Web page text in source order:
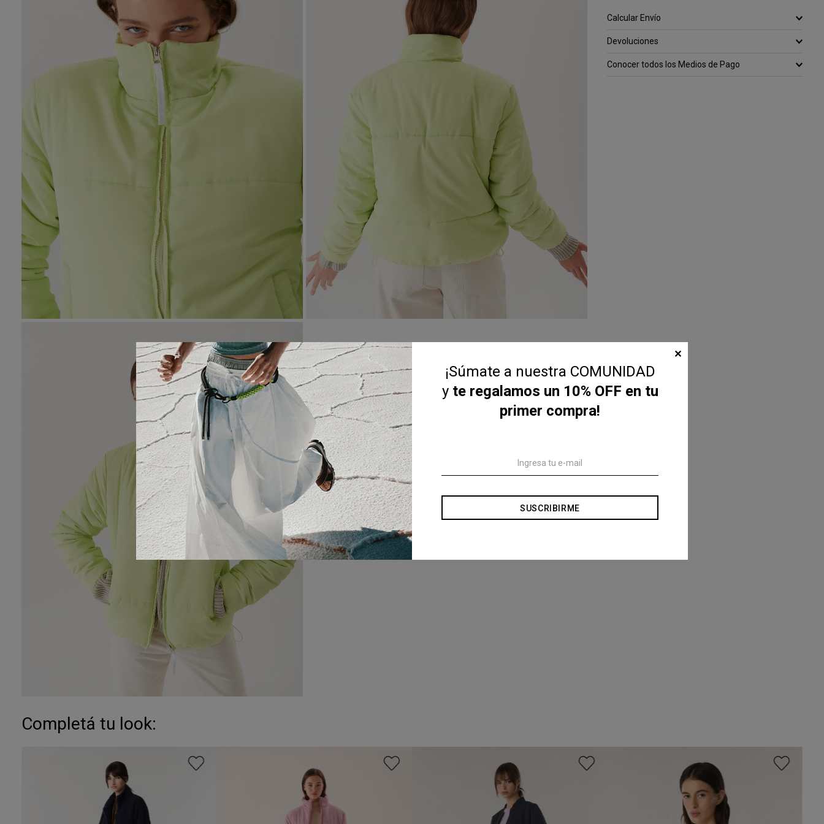
Calcular Envío
Devoluciones
Conocer todos los Medios de Pago
Completá tu look:
¡Súmate a nuestra COMUNIDAD
y te regalamos un 10% OFF en tu
primer compra!
SUSCRIBIRME
✕